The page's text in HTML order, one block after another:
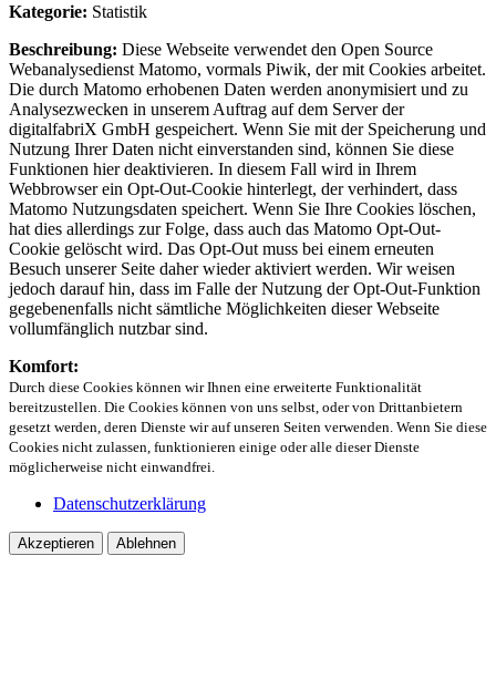
Kategorie: Statistik
Beschreibung: Diese Webseite verwendet den Open Source
Webanalysedienst Matomo, vormals Piwik, der mit Cookies arbeitet.
Die durch Matomo erhobenen Daten werden anonymisiert und zu
Analysezwecken in unserem Auftrag auf dem Server der
digitalfabriX GmbH gespeichert. Wenn Sie mit der Speicherung und
Nutzung Ihrer Daten nicht einverstanden sind, können Sie diese
Funktionen hier deaktivieren. In diesem Fall wird in Ihrem
Webbrowser ein Opt-Out-Cookie hinterlegt, der verhindert, dass
Matomo Nutzungsdaten speichert. Wenn Sie Ihre Cookies löschen,
hat dies allerdings zur Folge, dass auch das Matomo Opt-Out-
Cookie gelöscht wird. Das Opt-Out muss bei einem erneuten
Besuch unserer Seite daher wieder aktiviert werden. Wir weisen
jedoch darauf hin, dass im Falle der Nutzung der Opt-Out-Funktion
gegebenenfalls nicht sämtliche Möglichkeiten dieser Webseite
vollumfänglich nutzbar sind.
Komfort:
Durch diese Cookies können wir Ihnen eine erweiterte Funktionalität
bereitzustellen. Die Cookies können von uns selbst, oder von Drittanbietern
gesetzt werden, deren Dienste wir auf unseren Seiten verwenden. Wenn Sie diese
Cookies nicht zulassen, funktionieren einige oder alle dieser Dienste
möglicherweise nicht einwandfrei.
Datenschutzerklärung
Akzeptieren Ablehnen